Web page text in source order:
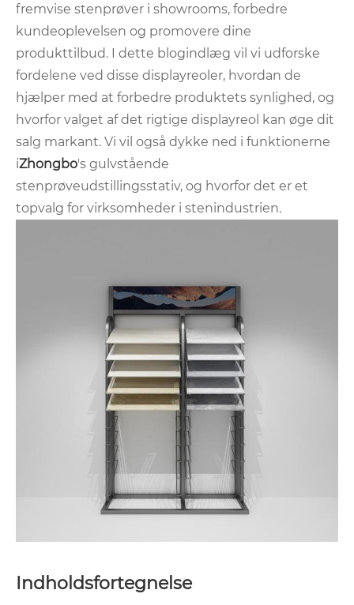
fremvise stenprøver i showrooms, forbedre
kundeoplevelsen og promovere dine
produkttilbud. I dette blogindlæg vil vi udforske
fordelene ved disse displayreoler, hvordan de
hjælper med at forbedre produktets synlighed, og
hvorfor valget af det rigtige displayreol kan øge dit
salg markant. Vi vil også dykke ned i funktionerne
iZhongbo's gulvstående
stenprøveudstillingsstativ, og hvorfor det er et
topvalg for virksomheder i stenindustrien.
Indholdsfortegnelse